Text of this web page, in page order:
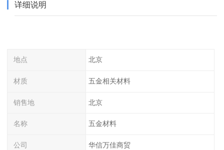
详细说明
地点 北京
材质 五金相关材料
销售地 北京
名称 五金材料
公司 华信万佳商贸